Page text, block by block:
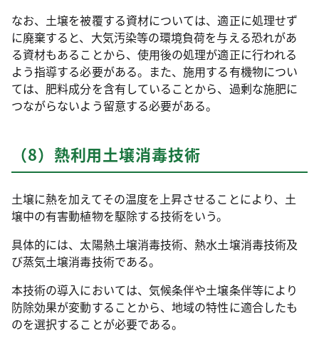
なお、土壌を被覆する資材については、適正に処理せず
に廃棄すると、大気汚染等の環境負荷を与える恐れがあ
る資材もあることから、使用後の処理が適正に行われる
よう指導する必要がある。また、施用する有機物につい
ては、肥料成分を含有していることから、過剰な施肥に
つながらないよう留意する必要がある。
（8）熱利用土壌消毒技術
土壌に熱を加えてその温度を上昇させることにより、土
壌中の有害動植物を駆除する技術をいう。
具体的には、太陽熱土壌消毒技術、熱水土壌消毒技術及
び蒸気土壌消毒技術である。
本技術の導入においては、気候条伴や土壌条伴等により
防除効果が変動することから、地域の特性に適合したも
のを選択することが必要である。